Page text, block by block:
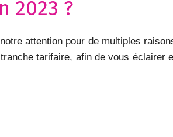
2023 ?
attention pour de multiples
tarifaire, afin de vous éclairer